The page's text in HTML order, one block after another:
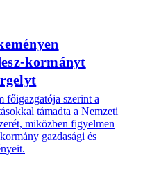
kormányt
főigazgatója szerint a
támadta a Nemzeti
miközben figyelmen
gazdasági és